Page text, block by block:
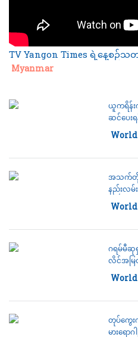
TV Yangon Times ရဲ့နေ့စ
Category:
Myanmar
ယူကရိန်း
ဆင်ပေး
World
အသက်တို
နည်းလမ်း
World
ဂရမ်မီ
လိင်အမြ
အနှစ်(၃၀)
World
တုပ်ကွေး
မားရော